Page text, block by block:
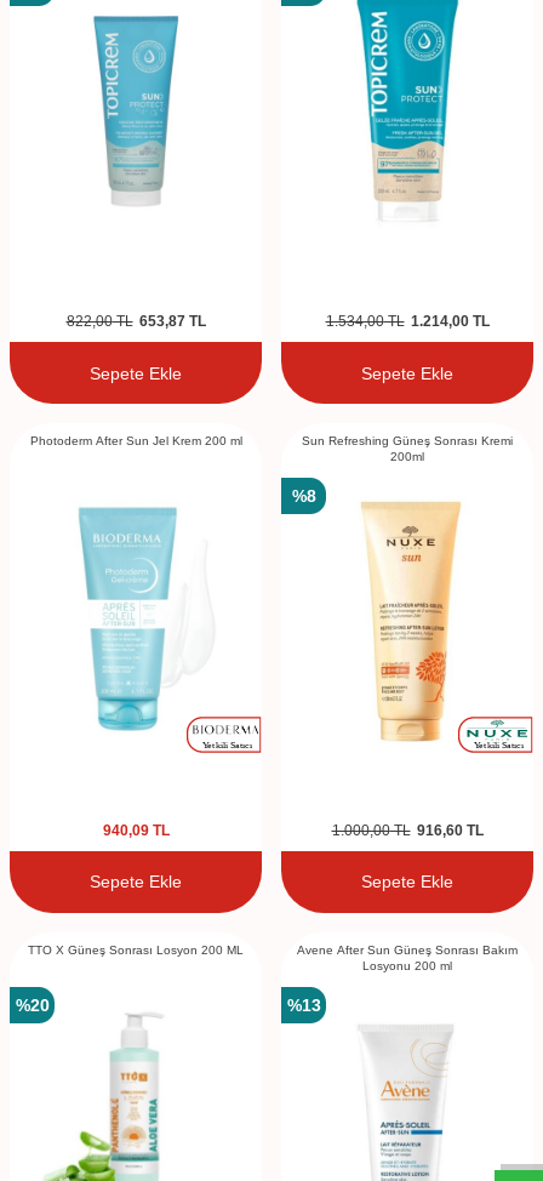
822,00TL 653,87TL
Sepete Ekle
1.534,00TL 1.214,00TL
Sepete Ekle
Photoderm After Sun Jel Krem 200 ml
940,09TL
Sepete Ekle
Sun Refreshing Güneş Sonrası Kremi
200ml
%8
1.000,00TL 916,60TL
Sepete Ekle
TTO X Güneş Sonrası Losyon 200 ML
%20
Avene After Sun Güneş Sonrası Bakım
Losyonu 200 ml
%13